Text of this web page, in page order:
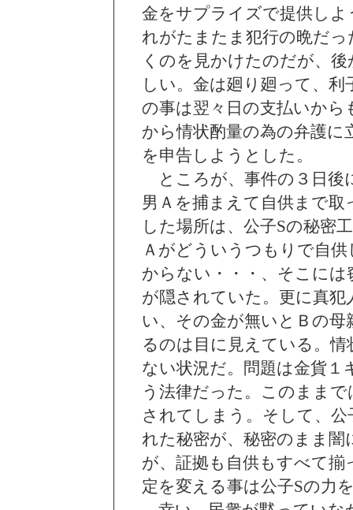
金をサプライズで提供し
れがたまたま犯行の晩だ
くのを見かけたのだが、
しい。金は廻り廻って、
の事は翌々日の支払いか
から情状酌量の為の弁護に
を申告しようとした。
ところが、事件の３日後
男Ａを捕まえて自供まで
した場所は、公子Sの秘密
Ａがどういうつもりで自
からない・・・、そこに
が隠されていた。更に真
い、その金が無いとＢの
るのは目に見えている。
ない状況だ。問題は金貨
う法律だった。このまま
されてしまう。そして、
れた秘密が、秘密のまま
が、証拠も自供もすべて
定を変える事は公子Sの力